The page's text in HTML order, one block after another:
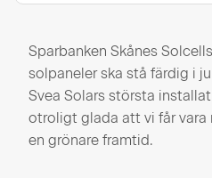
Sparbanken Skånes
solpaneler ska stå färdig i
Svea Solars största
otroligt glada att vi får
en grönare framtid.